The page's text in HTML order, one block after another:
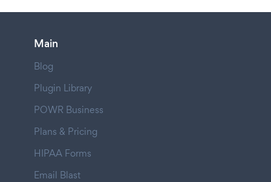
Main
Blog
Plugin Library
POWR Business
Plans & Pricing
HIPAA Forms
Email Blast